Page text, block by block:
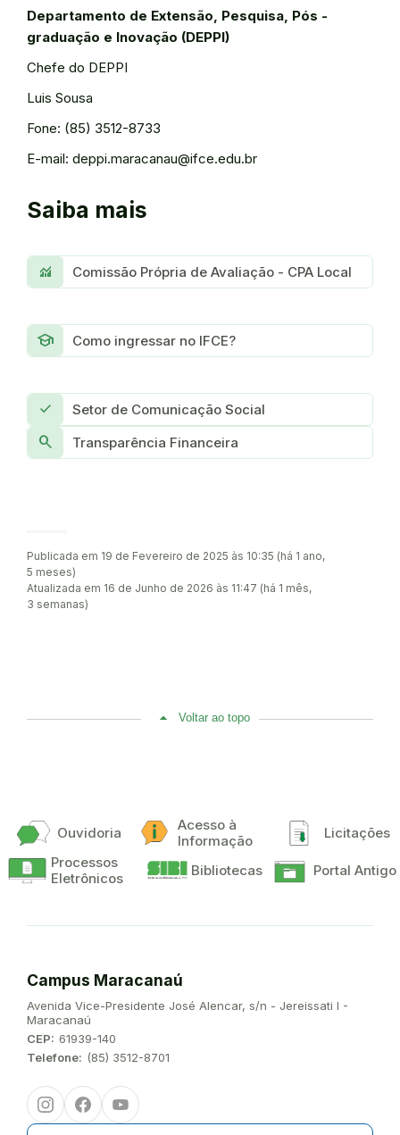
Departamento de Extensão, Pesquisa, Pós -
graduação e Inovação (DEPPI)
Chefe do DEPPI
Luis Sousa
Fone: (85) 3512-8733
E-mail: deppi.maracanau@ifce.edu.br
Saiba mais
Monitoring Comissão Própria de Avaliação - CPA Local
school Como ingressar no IFCE?
check Setor de Comunicação Social
Search Transparência Financeira
Publicada em 19 de Fevereiro de 2025 às 10:35 (há 1 ano,
5 meses)
Atualizada em 16 de Junho de 2026 às 11:47 (há 1 mês,
3 semanas)
Voltar ao topo
Ouvidoria
Acesso à
Informação
Licitações
Processos
Eletrônicos
Bibliotecas Portal Antigo
Campus Maracanaú
Endereço:
Avenida Vice-Presidente José Alencar, s/n - Jereissati I -
Maracanaú
CEP: 61939-140
Telefone: (85) 3512-8701
InstagramFacebookYoutube